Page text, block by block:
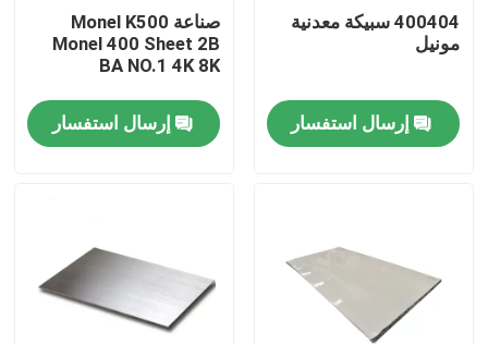
اتصل بنا
مادة Inconel 600
400404 سبيكة معدنية
مونيل
إرسال استفسار
صناعة Monel K500
Monel 400 Sheet 2B
BA NO.1 4K 8K
إرسال استفسار